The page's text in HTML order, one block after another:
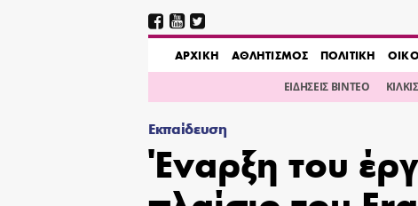
AΡΧΙΚΗ ΑΘΛΗΤΙΣΜΟΣ ΠΟΛΙΤΙΚΗ
ΕΙΔΗΣΕΙΣ ΒΙΝΤΕΟ
Εκπαίδευση
Έναρξη του